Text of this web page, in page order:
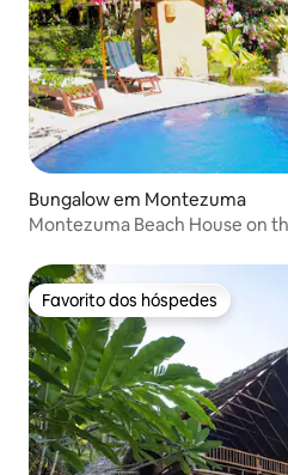
Bungalow em Montezuma
Montezuma Beach House on
Favorito dos hóspedes
Favorito dos hóspedes